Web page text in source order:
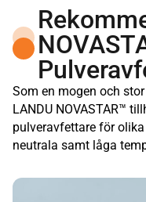
Som en mogen och
LANDU NOVASTAR™
pulveravfettare för
neutrala samt låga